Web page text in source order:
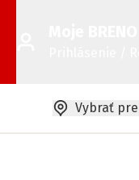
Vybrať